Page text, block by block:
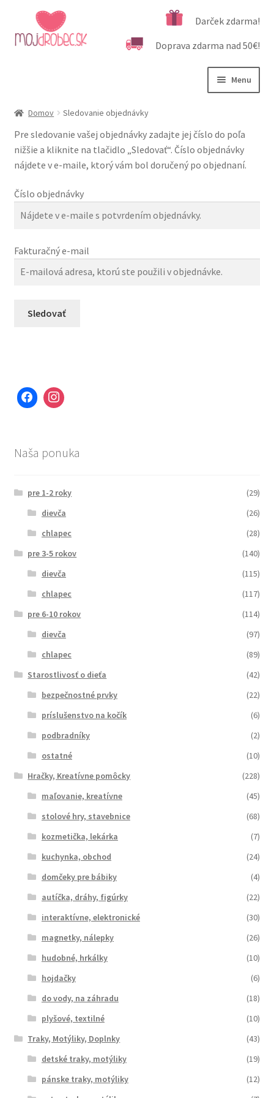
Preskočiť
na
navigáciu
Preskočiť
na
obsah
Darček zdarma!
Doprava zdarma nad 50€!
Menu
Podľa veku
menu
Kategórie produktov
menu
Dôležité informácie
menu
Darček zdarma
Poštovné a doručenie
Nedoručená zásielka
Ako zaplatiť
Používanie súborov cookie
Bezpečný nákup
Kontakt
Domov Sledovanie objednávky
Pre sledovanie vašej objednávky zadajte jej číslo do poľa
nižšie a kliknite na tlačidlo „Sledovať“. Číslo objednávky
nájdete v e-maile, ktorý vám bol doručený po objednaní.
Číslo objednávky
Fakturačný e-mail
Sledovať
Naša ponuka
pre 1-2 roky
(29)
dievča
(26)
chlapec
(28)
pre 3-5 rokov
(140)
dievča
(115)
chlapec
(117)
pre 6-10 rokov
(114)
dievča
(97)
chlapec
(89)
Starostlivosť o dieťa
(42)
bezpečnostné prvky
(22)
príslušenstvo na kočík
(6)
podbradníky
(2)
ostatné
(10)
Hračky, Kreatívne pomôcky
(228)
maľovanie, kreatívne
(45)
stolové hry, stavebnice
(68)
kozmetička, lekárka
(7)
kuchynka, obchod
(24)
domčeky pre bábiky
(4)
autíčka, dráhy, figúrky
(22)
interaktívne, elektronické
(30)
magnetky, nálepky
(26)
hudobné, hrkálky
(10)
hojdačky
(6)
do vody, na záhradu
(18)
plyšové, textilné
(10)
Traky, Motýliky, Doplnky
(43)
detské traky, motýliky
(19)
pánske traky, motýliky
(12)